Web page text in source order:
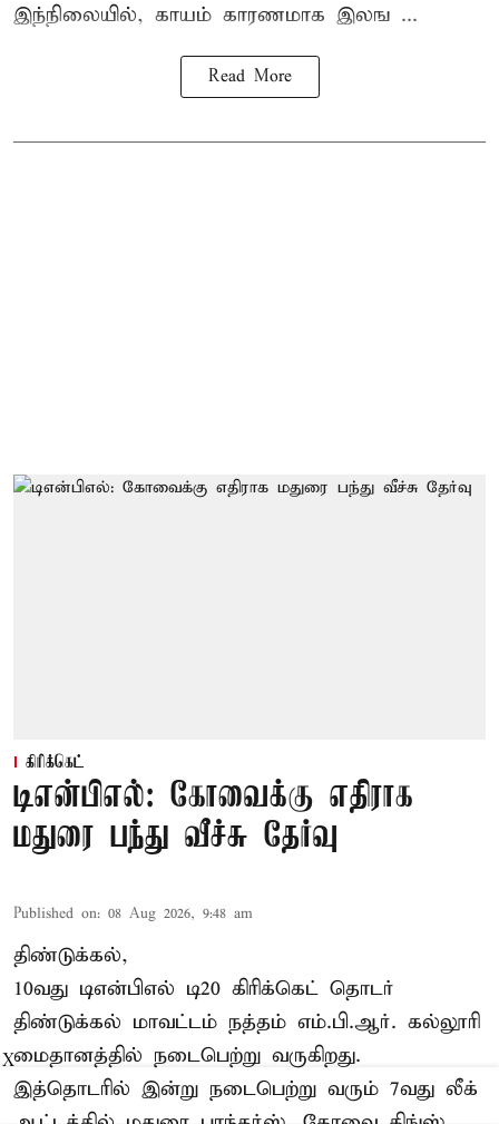
இந்நிலையில், காயம் காரணமாக இலங ...
Read More
கிரிக்கெட்
டிஎன்பிஎல்: கோவைக்கு எதிராக
மதுரை பந்து வீச்சு தேர்வு
Published on: 08 Aug 2026, 9:48 am
திண்டுக்கல்,
10வது டிஎன்பிஎல் டி20 கிரிக்கெட் தொடர்
திண்டுக்கல் மாவட்டம் நத்தம் எம்.பி.ஆர். கல்லூரி
மைதானத்தில் நடைபெற்று வருகிறது.
இத்தொடரில் இன்று நடைபெற்று வரும் 7வது லீக்
X